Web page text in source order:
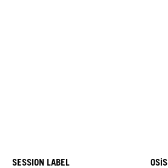
SESSION LABEL OSiS